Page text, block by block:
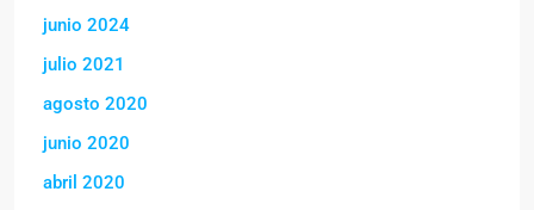
junio 2024
julio 2021
agosto 2020
junio 2020
abril 2020